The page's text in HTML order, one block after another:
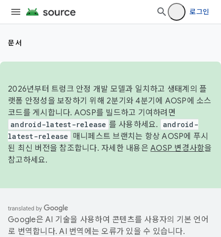
로그인
문서
2026년부터 트렁크 안정 개발 모델과 일치하고 생태계의 플
랫폼 안정성을 보장하기 위해 2분기와 4분기에 AOSP에 소스
코드를 게시합니다. AOSP를 빌드하고 기여하려면
android-latest-release 를 사용하세요.
android-
latest-release
매니페스트 브랜치는 항상 AOSP에 푸시
된 최신 버전을 참조합니다. 자세한 내용은 AOSP 변경사항을
참고하세요.
Google은 AI 기술을 사용하여 콘텐츠를 사용자의 기본 언어
로 번역합니다. AI 번역에는 오류가 있을 수 있습니다.